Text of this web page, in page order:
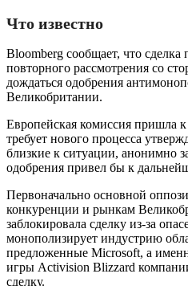
Что известно
Bloomberg сообщает, что сделка
повторного рассмотрения со
дождаться одобрения
Великобритании.
Европейская комиссия пришла
требует нового процесса
близкие к ситуации, анонимно
одобрения привел бы к
Первоначально основной
конкуренции и рынкам
заблокировала сделку из-за
монополизирует индустрию
предложенные Microsoft, а
игры Activision Blizzard
сделку.